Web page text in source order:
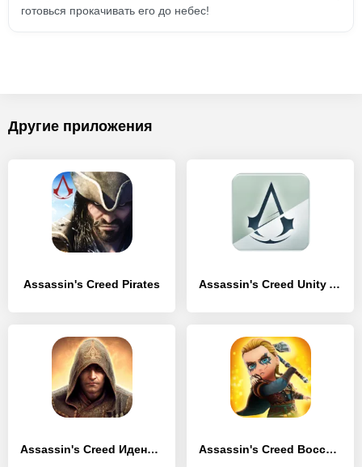
готовься прокачивать его до небес!
Другие приложения
Assassin's Creed Pirates Assassin's Creed Unity App
Assassin's Creed Идентификация Assassin's Creed Восстание